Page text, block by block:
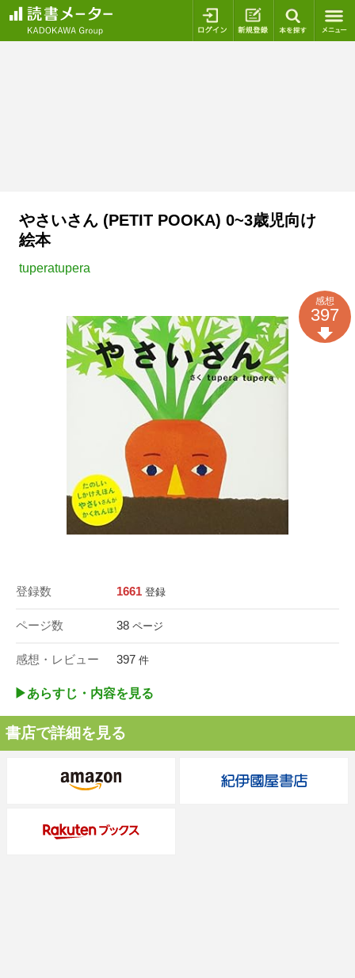
ログイン 新規登録
やさいさん (PETIT POOKA) 0~3歳児向け
絵本
tuperatupera
登録数 1661 登録
ページ数 38 ページ
感想・レビュー 397 件
感想
397
▶︎あらすじ・内容を見る
書店で詳細を見る